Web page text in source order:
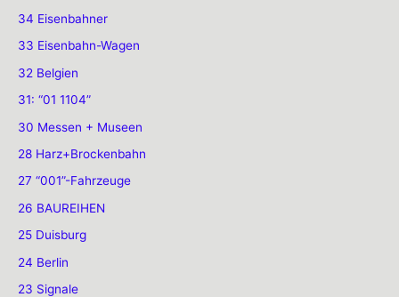
34 Eisenbahner
33 Eisenbahn-Wagen
32 Belgien
31: “01 1104”
30 Messen + Museen
28 Harz+Brockenbahn
27 “001”-Fahrzeuge
26 BAUREIHEN
25 Duisburg
24 Berlin
23 Signale